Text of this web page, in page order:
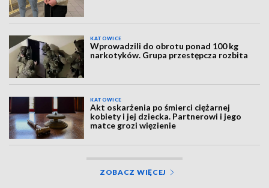
KATOWICE
Wprowadzili do obrotu ponad 100 kg
narkotyków. Grupa przestępcza rozbita
KATOWICE
Akt oskarżenia po śmierci ciężarnej
kobiety i jej dziecka. Partnerowi i jego
matce grozi więzienie
ZOBACZ WIĘCEJ